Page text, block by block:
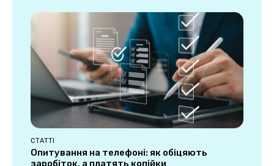
СТАТТІ
Опитування на телефоні: як обіцяють
заробіток, а платять копійки